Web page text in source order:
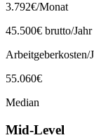
3.792€/Monat
45.500€ brutto/Jahr
Arbeitgeberkosten/
55.060€
Median
Mid-Level